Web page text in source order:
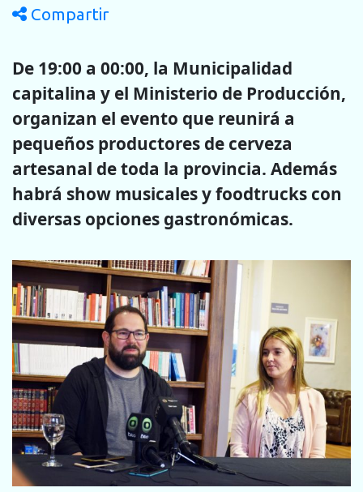
Compartir
De 19:00 a 00:00, la Municipalidad
capitalina y el Ministerio de Producción,
organizan el evento que reunirá a
pequeños productores de cerveza
artesanal de toda la provincia. Además
habrá show musicales y foodtrucks con
diversas opciones gastronómicas.